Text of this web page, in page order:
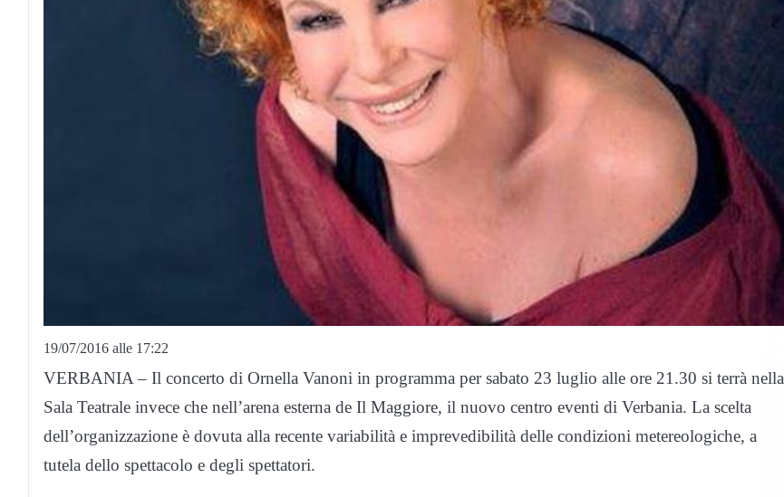
19/07/2016 alle 17:22
VERBANIA – Il concerto di Ornella Vanoni in programma per sabato 23 luglio alle ore 21.30 si terrà nella
Sala Teatrale invece che nell’arena esterna de Il Maggiore, il nuovo centro eventi di Verbania. La scelta
dell’organizzazione è dovuta alla recente variabilità e imprevedibilità delle condizioni metereologiche, a
tutela dello spettacolo e degli spettatori.